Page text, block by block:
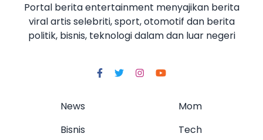
Portal berita entertainment menyajikan berita
viral artis selebriti, sport, otomotif dan berita
politik, bisnis, teknologi dalam dan luar negeri
News
Bisnis
Mom
Tech